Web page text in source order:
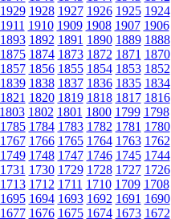
1929 1928 1927 1926 1925 1924
1911 1910 1909 1908 1907 1906
1893 1892 1891 1890 1889 1888
1875 1874 1873 1872 1871 1870
1857 1856 1855 1854 1853 1852
1839 1838 1837 1836 1835 1834
1821 1820 1819 1818 1817 1816
1803 1802 1801 1800 1799 1798
1785 1784 1783 1782 1781 1780
1767 1766 1765 1764 1763 1762
1749 1748 1747 1746 1745 1744
1731 1730 1729 1728 1727 1726
1713 1712 1711 1710 1709 1708
1695 1694 1693 1692 1691 1690
1677 1676 1675 1674 1673 1672